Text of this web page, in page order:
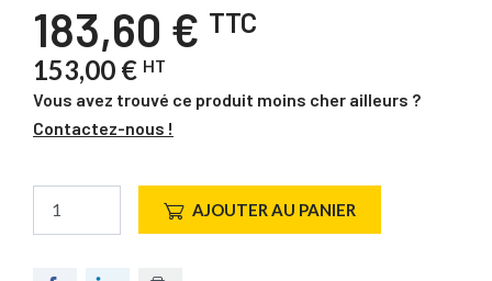
183,60 € TTC
153,00 € HT
Vous avez trouvé ce produit moins cher ailleurs ?
Contactez-nous !
AJOUTER AU PANIER